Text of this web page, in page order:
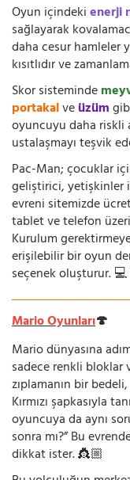
Oyun içindekienerji
sağlayarak
daha cesur hamleler
kısıtlıdır ve
Skor sisteminde
portakalveüzüm
oyuncuyu daha riskli
ustalaşmayı teşvik
Pac-Man; çocuklar
geliştirici, yetişkinler
evreni sitemizde
tablet ve telefon
Kurulum
erişilebilir bir oyun
seçenek oluşturur.
Mario Oyunları🍄
Mario dünyasına
sadece renkli bloklar
zıplamanın bir
Kırmızı şapkasıyla
oyuncuya da aynı
sonra mı?” Bu
dikkat ister. 👸🏼